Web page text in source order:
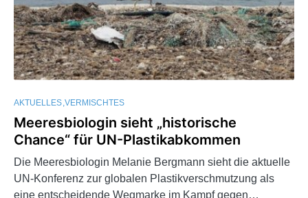
AKTUELLES VERMISCHTES
Meeresbiologin sieht „historische
Chance“ für UN-Plastikabkommen
Die Meeresbiologin Melanie Bergmann sieht die aktuelle
UN-Konferenz zur globalen Plastikverschmutzung als
eine entscheidende Wegmarke im Kampf gegen…